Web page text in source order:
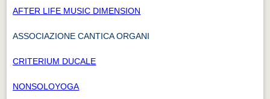
AFTER LIFE MUSIC DIMENSION
ASSOCIAZIONE CANTICA ORGANI
CRITERIUM DUCALE
NONSOLOYOGA